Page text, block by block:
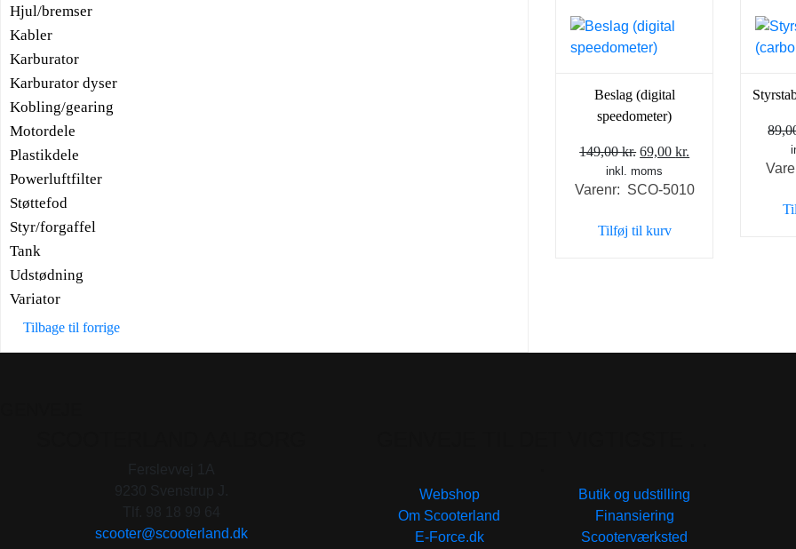
Hjul/bremser
Kabler
Karburator
Karburator dyser
Kobling/gearing
Motordele
Plastikdele
Powerluftfilter
Støttefod
Styr/forgaffel
Tank
Udstødning
Variator
Tilbage til forrige
Beslag (digital
speedometer)
149,00kr. Den
oprindelige
pris
149,00 kr..
69,00kr.
pris
inkl. moms
Varenr: SCO-5010
Tilføj til kurv
scooter@scooterland.dk
Webshop
Om Scooterland
E-Force.dk
Butik og udstilling
Finansiering
Scooterværksted